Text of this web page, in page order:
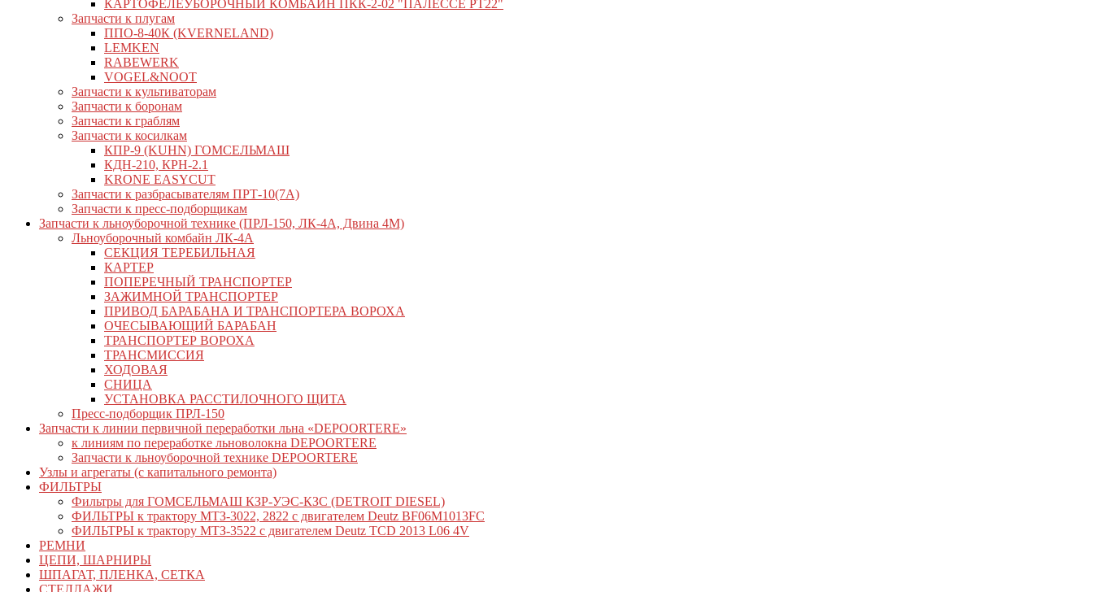
КАРТОФЕЛЕУБОРОЧНЫЙ КОМБАЙН ПКК-2-02 "ПАЛЕССЕ PT22"
Запчасти к плугам
ППО-8-40К (KVERNELAND)
LEMKEN
RABEWERK
VOGEL&NOOT
Запчасти к культиваторам
Запчасти к боронам
Запчасти к граблям
Запчасти к косилкам
КПР-9 (KUHN) ГОМСЕЛЬМАШ
КДН-210, КРН-2.1
KRONE EASYCUT
Запчасти к разбрасывателям ПРТ-10(7А)
Запчасти к пресс-подборщикам
Запчасти к льноуборочной технике (ПРЛ-150, ЛК-4А, Двина 4М)
Льноуборочный комбайн ЛК-4А
СЕКЦИЯ ТЕРЕБИЛЬНАЯ
КАРТЕР
ПОПЕРЕЧНЫЙ ТРАНСПОРТЕР
ЗАЖИМНОЙ ТРАНСПОРТЕР
ПРИВОД БАРАБАНА И ТРАНСПОРТЕРА ВОРОХА
ОЧЕСЫВАЮЩИЙ БАРАБАН
ТРАНСПОРТЕР ВОРОХА
ТРАНСМИССИЯ
ХОДОВАЯ
СНИЦА
УСТАНОВКА РАССТИЛОЧНОГО ЩИТА
Пресс-подборщик ПРЛ-150
Запчасти к линии первичной переработки льна «DEPOORTERE»
к линиям по переработке льноволокна DEPOORTERE
Запчасти к льноуборочной технике DEPOORTERE
Узлы и агрегаты (с капитального ремонта)
ФИЛЬТРЫ
Фильтры для ГОМСЕЛЬМАШ КЗР-УЭС-КЗС (DETROIT DIESEL)
ФИЛЬТРЫ к трактору МТЗ-3022, 2822 с двигателем Deutz BF06M1013FC
ФИЛЬТРЫ к трактору МТЗ-3522 с двигателем Deutz TCD 2013 L06 4V
РЕМНИ
ЦЕПИ, ШАРНИРЫ
ШПАГАТ, ПЛЕНКА, СЕТКА
СТЕЛЛАЖИ